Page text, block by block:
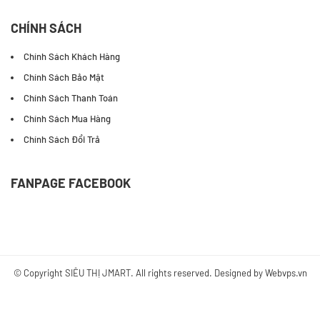
CHÍNH SÁCH
Chính Sách Khách Hàng
Chính Sách Bảo Mật
Chính Sách Thanh Toán
Chính Sách Mua Hàng
Chính Sách Đổi Trả
FANPAGE FACEBOOK
© Copyright SIÊU THỊ JMART. All rights reserved. Designed byWebvps.vn